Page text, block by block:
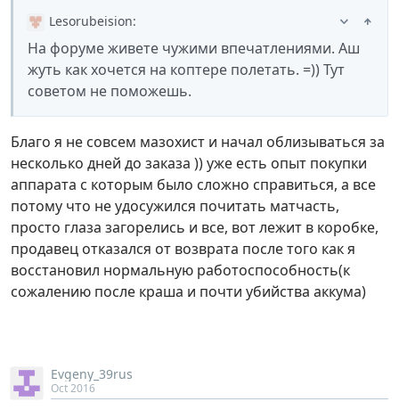
Lesorubeision:
На форуме живете чужими впечатлениями. Аш
жуть как хочется на коптере полетать. =)) Тут
советом не поможешь.
Благо я не совсем мазохист и начал облизываться за
несколько дней до заказа )) уже есть опыт покупки
аппарата с которым было сложно справиться, а все
потому что не удосужился почитать матчасть,
просто глаза загорелись и все, вот лежит в коробке,
продавец отказался от возврата после того как я
восстановил нормальную работоспособность(к
сожалению после краша и почти убийства аккума)
Evgeny_39rus
Oct 2016